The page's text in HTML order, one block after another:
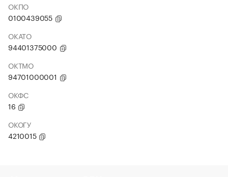
ОКПО
0100439055
ОКАТО
94401375000
ОКТМО
94701000001
ОКФС
16
ОКОГУ
4210015